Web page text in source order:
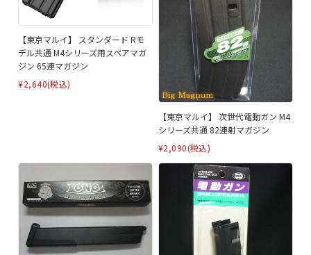
【東京マルイ】 スタンダード Rモ
デル共通 M4シリーズ用スペアマガ
ジン 65連マガジン
¥2,640(税込)
【東京マルイ】 次世代電動ガン M4
シリーズ共通 82連射マガジン
¥2,090(税込)